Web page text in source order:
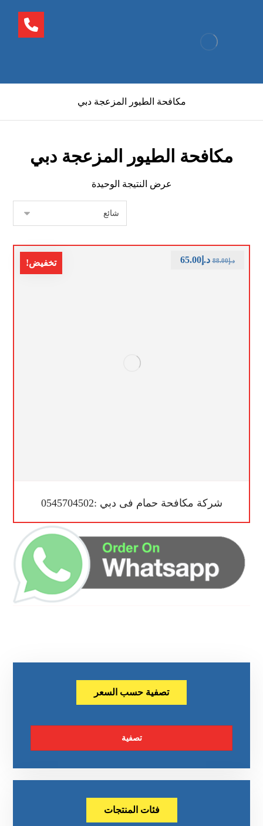
مكافحة الطيور المزعجة دبي
مكافحة الطيور المزعجة دبي
عرض النتيجة الوحيدة
تخفيض!
شركة مكافحة حمام فى دبي :0545704502
د.إ88.00 د.إ65.00
تصفية حسب السعر
تصفية
فئات المنتجات